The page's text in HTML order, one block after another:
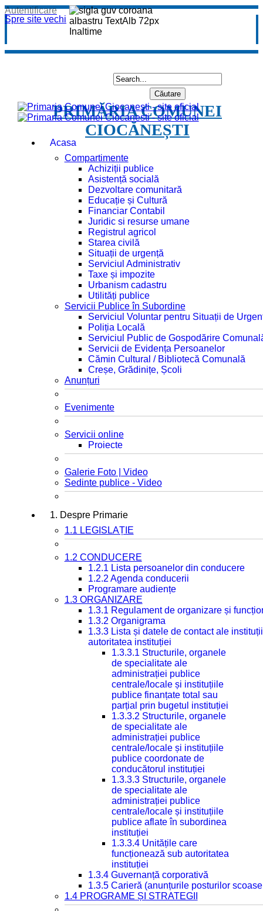
Spre site vechi
Autentificare
PRIMĂRIA COMUNEI
CIOCĂNEȘTI
Acasa
Compartimente
Achiziții publice
Asistență socială
Dezvoltare comunitară
Educație și Cultură
Financiar Contabil
Juridic si resurse umane
Registrul agricol
Starea civilă
Situații de urgență
Serviciul Administrativ
Taxe și impozite
Urbanism cadastru
Utilități publice
Servicii Publice în Subordine
Serviciul Voluntar pentru Situații de
Poliția Locală
Serviciul Public de Gospodărire
Servicii de Evidența Persoanelor
Cămin Cultural / Bibliotecă Comunală
Creșe, Grădinițe, Școli
Anunțuri
Evenimente
Servicii online
Proiecte
Galerie Foto | Video
Sedinte publice - Video
1. Despre Primarie
1.1 LEGISLAȚIE
1.2 CONDUCERE
1.2.1 Lista persoanelor din conducere
1.2.2 Agenda conducerii
Programare audiențe
1.3 ORGANIZARE
1.3.1 Regulament de organizare și
1.3.2 Organigrama
1.3.3 Lista și datele de contact ale
autoritatea instituției
1.3.3.1 Structurile, organele
de specialitate ale
administrației publice
centrale/locale și instituțiile
publice finanțate total sau
parțial prin bugetul instituției
1.3.3.2 Structurile, organele
de specialitate ale
administrației publice
centrale/locale și instituțiile
publice coordonate de
conducătorul instituției
1.3.3.3 Structurile, organele
de specialitate ale
administrației publice
centrale/locale și instituțiile
publice aflate în subordinea
instituției
1.3.3.4 Unitățile care
funcționează sub autoritatea
instituției
1.3.4 Guvernanță corporativă
1.3.5 Carieră (anunțurile posturilor
1.4 PROGRAME ȘI STRATEGII